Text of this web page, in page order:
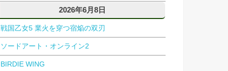
2026年6月8日
戦国乙女5 業火を穿つ宿焔の双刃
ソードアート・オンライン2
BIRDIE WING